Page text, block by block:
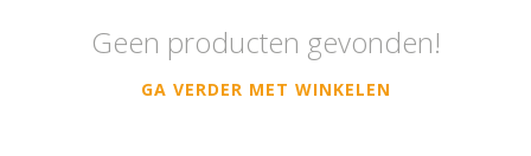
Geen producten gevonden!
GA VERDER MET WINKELEN